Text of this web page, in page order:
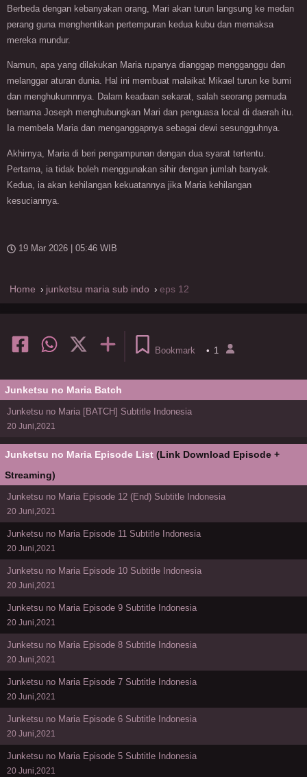
Berbeda dengan kebanyakan orang, Mari akan turun langsung ke medan
perang guna menghentikan pertempuran kedua kubu dan memaksa
mereka mundur.
Namun, apa yang dilakukan Maria rupanya dianggap mengganggu dan
melanggar aturan dunia. Hal ini membuat malaikat Mikael turun ke bumi
dan menghukumnnya. Dalam keadaan sekarat, salah seorang pemuda
bernama Joseph menghubungkan Mari dan penguasa local di daerah itu.
Ia membela Maria dan menganggapnya sebagai dewi sesungguhnya.
Akhirnya, Maria di beri pengampunan dengan dua syarat tertentu.
Pertama, ia tidak boleh menggunakan sihir dengan jumlah banyak.
Kedua, ia akan kehilangan kekuatannya jika Maria kehilangan
kesuciannya.
19 Mar 2026 | 05:46 WIB
Home junketsu maria sub indo eps 12
Bookmark • 1
Junketsu no Maria Batch
Junketsu no Maria [BATCH] Subtitle Indonesia
20 Juni,2021
Junketsu no Maria Episode List (Link Download Episode +
Streaming)
Junketsu no Maria Episode 12 (End) Subtitle Indonesia
20 Juni,2021
Junketsu no Maria Episode 11 Subtitle Indonesia
20 Juni,2021
Junketsu no Maria Episode 10 Subtitle Indonesia
20 Juni,2021
Junketsu no Maria Episode 9 Subtitle Indonesia
20 Juni,2021
Junketsu no Maria Episode 8 Subtitle Indonesia
20 Juni,2021
Junketsu no Maria Episode 7 Subtitle Indonesia
20 Juni,2021
Junketsu no Maria Episode 6 Subtitle Indonesia
20 Juni,2021
Junketsu no Maria Episode 5 Subtitle Indonesia
20 Juni,2021